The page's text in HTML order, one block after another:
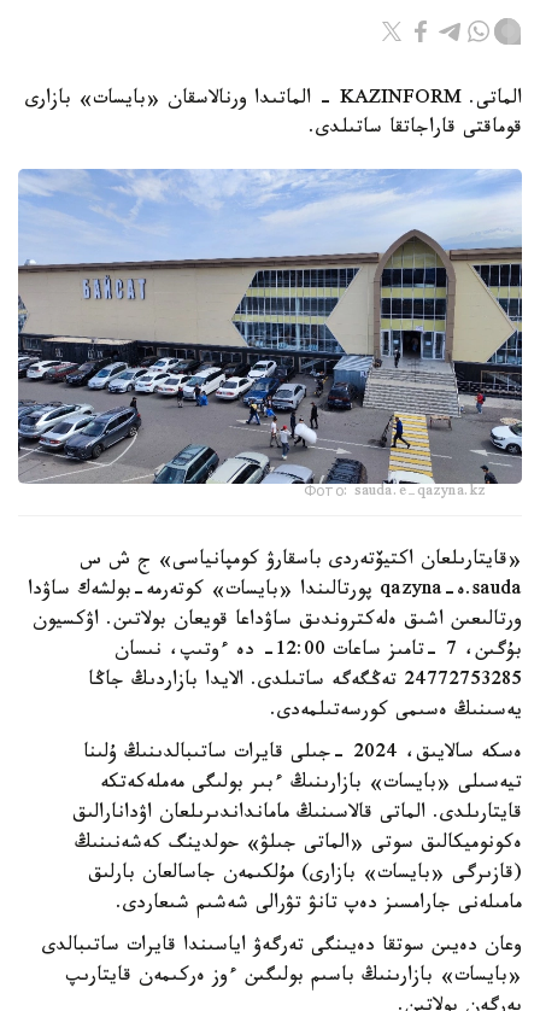
الماتى. KAZINFORM - الماتىدا ورنالاسقان «بايسات» بازارى
قوماقتى قاراجاتقا ساتىلدى.
Фото: sauda.e-qazyna.kz
«قايتارىلعان اكتيۆتەردى باسقارۋ كومپانياسى» ج ش س
sauda.ە-qazyna پورتالىندا «بايسات» كوتەرمە-بولشەك ساۋدا
ورتالىعىن اشىق ەلەكتروندىق ساۋداعا قويعان بولاتىن. اۋكسيون
بۇگىن، 7 -تامىز ساعات 12:00- دە ءوتىپ، نىسان
24772753285 تەڭگەگە ساتىلدى. الايدا بازاردىڭ جاڭا
يەسىنىڭ ەسىمى كورسەتىلمەدى.
ەسكە سالايىق، 2024 -جىلى قايرات ساتىبالدىنىڭ ۇلىنا
تيەسىلى «بايسات» بازارىنىڭ ءبىر بولىگى مەملەكەتكە
قايتارىلدى. الماتى قالاسىنىڭ مامانداندىرىلعان اۋدانارالىق
ەكونوميكالىق سوتى «الماتى جىلۋ» حولدينگ كەشەنىنىڭ
(قازىرگى «بايسات» بازارى) مۇلكىمەن جاسالعان بارلىق
مامىلەنى جارامسىز دەپ تانۋ تۋرالى شەشىم شىعاردى.
وعان دەيىن سوتقا دەيىنگى تەرگەۋ اياسىندا قايرات ساتىبالدى
«بايسات» بازارىنىڭ باسىم بولىگىن ءوز ەركىمەن قايتارىپ